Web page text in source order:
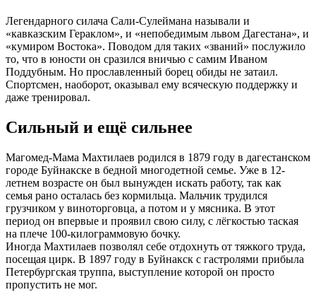
Легендарного силача Сали-Сулеймана называли и
«кавказским Гераклом», и «непобедимым львом Дагестана», и
«кумиром Востока». Поводом для таких «званий» послужило
то, что в юности он сразился вничью с самим Иваном
Поддубным. Но прославленный борец обиды не затаил.
Спортсмен, наоборот, оказывал ему всяческую поддержку и
даже тренировал.
Сильный и ещё сильнее
Магомед-Мама Махтилаев родился в 1879 году в дагестанском
городе Буйнакске в бедной многодетной семье. Уже в 12-
летнем возрасте он был вынужден искать работу, так как
семья рано осталась без кормильца. Мальчик трудился
грузчиком у виноторговца, а потом и у мясника. В этот
период он впервые и проявил свою силу, с лёгкостью таская
на плече 100-килограммовую бочку.
Иногда Махтилаев позволял себе отдохнуть от тяжкого труда,
посещая цирк. В 1897 году в Буйнакск с гастролями прибыла
Петербургская труппа, выступление которой он просто
пропустить не мог.